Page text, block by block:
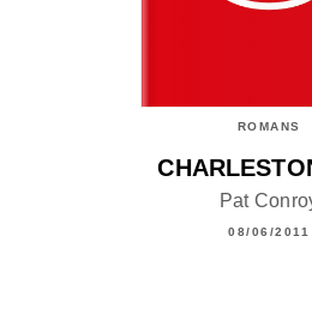
ROMANS
Pat
08/06/2011